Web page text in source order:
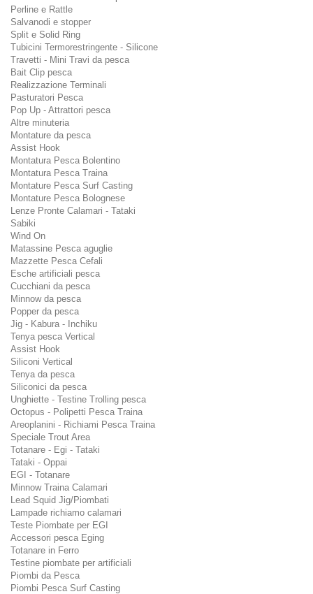
Perline e Rattle
Salvanodi e stopper
Split e Solid Ring
Tubicini Termorestringente - Silicone
Travetti - Mini Travi da pesca
Bait Clip pesca
Realizzazione Terminali
Pasturatori Pesca
Pop Up - Attrattori pesca
Altre minuteria
Montature da pesca
Assist Hook
Montatura Pesca Bolentino
Montatura Pesca Traina
Montature Pesca Surf Casting
Montature Pesca Bolognese
Lenze Pronte Calamari - Tataki
Sabiki
Wind On
Matassine Pesca aguglie
Mazzette Pesca Cefali
Esche artificiali pesca
Cucchiani da pesca
Minnow da pesca
Popper da pesca
Jig - Kabura - Inchiku
Tenya pesca Vertical
Assist Hook
Siliconi Vertical
Tenya da pesca
Siliconici da pesca
Unghiette - Testine Trolling pesca
Octopus - Polipetti Pesca Traina
Areoplanini - Richiami Pesca Traina
Speciale Trout Area
Totanare - Egi - Tataki
Tataki - Oppai
EGI - Totanare
Minnow Traina Calamari
Lead Squid Jig/Piombati
Lampade richiamo calamari
Teste Piombate per EGI
Accessori pesca Eging
Totanare in Ferro
Testine piombate per artificiali
Piombi da Pesca
Piombi Pesca Surf Casting